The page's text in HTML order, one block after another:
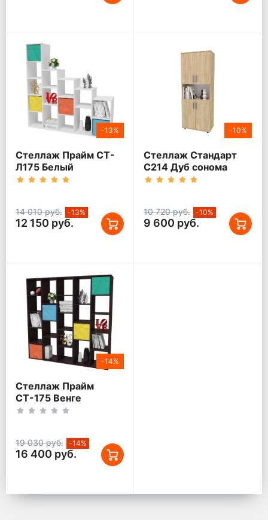
-13%
Стеллаж Прайм СТ-
Л175 Белый
14 010 руб. -13%
12 150 руб.
-10%
Стеллаж Стандарт
С214 Дуб сонома
10 720 руб. -10%
9 600 руб.
-14%
Стеллаж Прайм
СТ-175 Венге
19 030 руб. -14%
16 400 руб.